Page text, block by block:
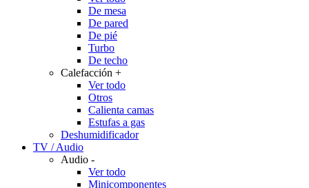
De mesa
De pared
De pié
Turbo
De techo
Calefacción +
Ver todo
Otros
Calienta camas
Estufas a gas
Deshumidificador
TV / Audio
Audio -
Ver todo
Minicomponentes